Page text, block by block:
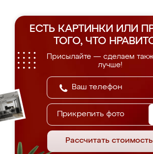
ЕСТЬ КАРТИНКИ ИЛИ
ТОГО, ЧТО
Присылайте — сделаем
лучше!
Прикрепить фото
Рассчитать стоимость